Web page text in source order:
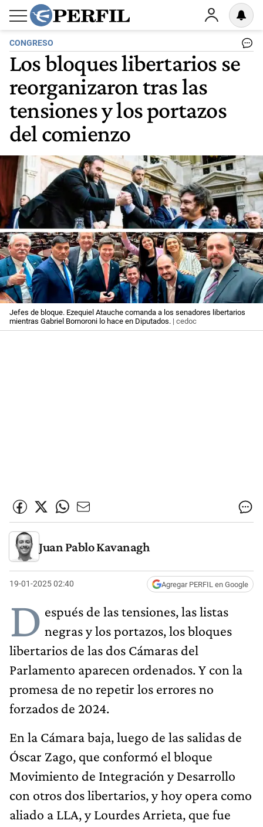
CONGRESO
Los bloques libertarios se
reorganizaron tras las
tensiones y los portazos
del comienzo
Jefes de bloque. Ezequiel Atauche comanda a los senadores libertarios
mientras Gabriel Bornoroni lo hace en Diputados. | cedoc
Juan Pablo Kavanagh
19-01-2025 02:40 Agregar PERFIL en Google
D espués de las tensiones, las listas
negras y los portazos, los bloques
libertarios de las dos Cámaras del
Parlamento aparecen ordenados. Y con la
promesa de no repetir los errores no
forzados de 2024.
En la Cámara baja, luego de las salidas de
Óscar Zago, que conformó el bloque
Movimiento de Integración y Desarrollo
con otros dos libertarios, y hoy opera como
aliado a LLA, y Lourdes Arrieta, que fue